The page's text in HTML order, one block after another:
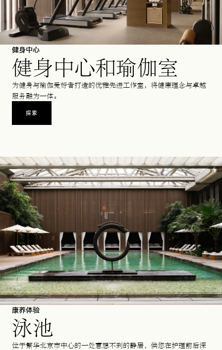
健身中心
健身中心和瑜伽室
为健身与瑜伽爱好者打造的优雅先进工作室，将健康理念与卓越
服务融为一体。
探索
康养体验
泳池
位于繁华北京市中心的一处意想不到的静居，供您在护理前后深